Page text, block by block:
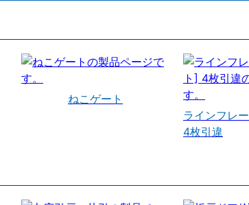
ねこゲート
ラインフレ
4枚引違